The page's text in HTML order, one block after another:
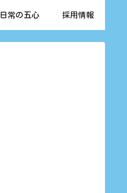
日常の五心 採用情報